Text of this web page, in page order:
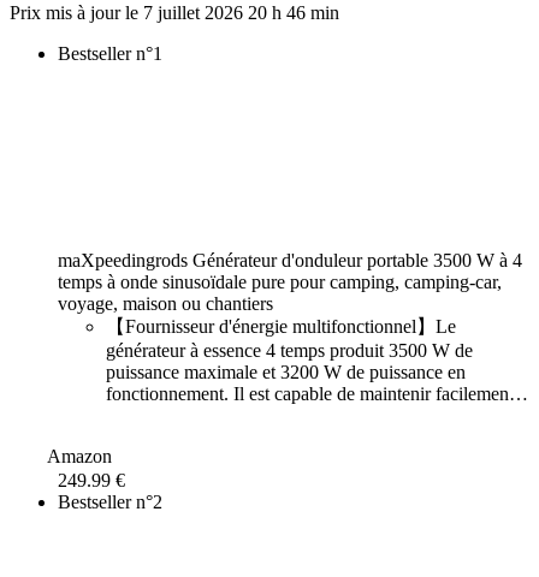
7 juillet 2026 20 h 46 min
Bestseller n°1
maXpeedingrods Générateur d'onduleur portable 3500 W à 4
temps à onde sinusoïdale pure pour camping, camping-car,
voyage, maison ou chantiers
【Fournisseur d'énergie multifonctionnel】Le
générateur à essence 4 temps produit 3500 W de
puissance maximale et 3200 W de puissance en
fonctionnement. Il est capable de maintenir facilement
Amazon
249.99 €
Bestseller n°2